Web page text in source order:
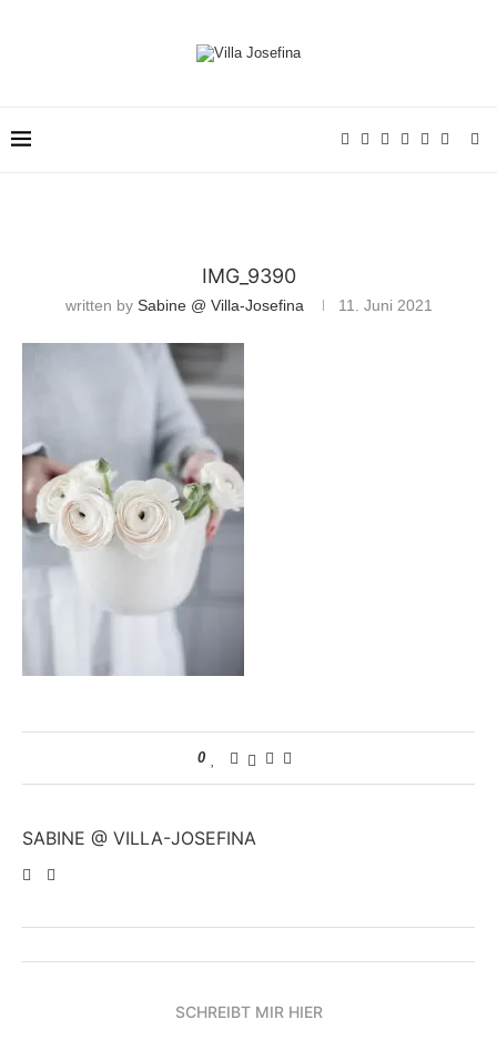
IMG_9390
written by Sabine @ Villa-Josefina 11. Juni 2021
0
SABINE @ VILLA-JOSEFINA
SCHREIBT MIR HIER